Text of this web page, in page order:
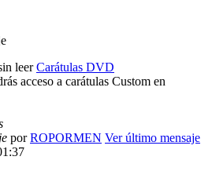
Carátulas DVD
acceso a carátulas Custom en
porROPORMEN Ver último mensaje